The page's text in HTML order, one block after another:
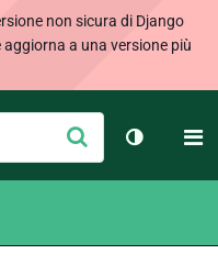
non sicura di Django
a una versione più
Conferma
Cambia